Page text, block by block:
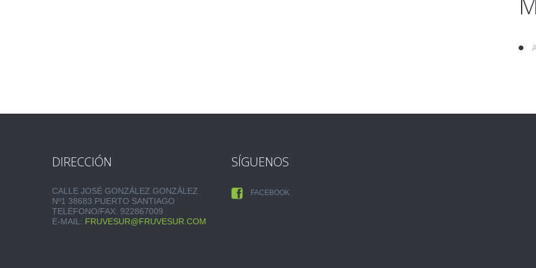
DIRECCIÓN
CALLE JOSÉ GONZÁLEZ GONZÁLEZ
Nº1 38683 PUERTO SANTIAGO
TELÉFONO/FAX: 922867009
E-MAIL: FRUVESUR@FRUVESUR.COM
SÍGUENOS
FACEBOOK